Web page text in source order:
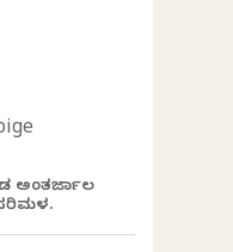
ಅಂತರ್ಜಾಲ